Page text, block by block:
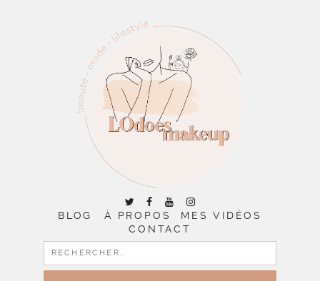
BLOG À PROPOS
MES VIDÉOS
CONTACT
RECHERCHER :